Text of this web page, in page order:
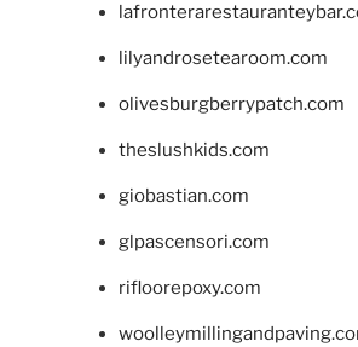
lilyandrosetearoom.com
olivesburgberrypatch.com
theslushkids.com
giobastian.com
glpascensori.com
rifloorepoxy.com